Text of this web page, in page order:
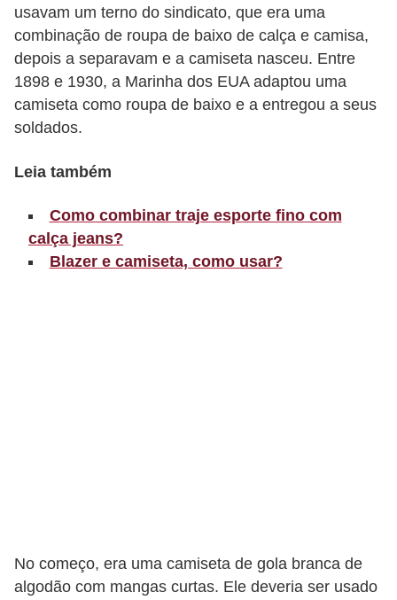
usavam um terno do sindicato, que era uma
combinação de roupa de baixo de calça e camisa,
depois a separavam e a camiseta nasceu. Entre
1898 e 1930, a Marinha dos EUA adaptou uma
camiseta como roupa de baixo e a entregou a seus
soldados.
Leia também
Como combinar traje esporte fino com
calça jeans?
Blazer e camiseta, como usar?
No começo, era uma camiseta de gola branca de
algodão com mangas curtas. Ele deveria ser usado
C
m
p
o
t
m
s
e